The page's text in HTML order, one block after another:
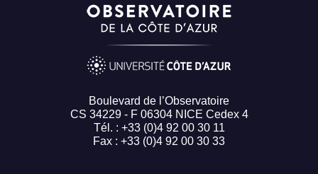
Boulevard de l’Observatoire
CS 34229 - F 06304 NICE Cedex 4
Tél. : +33 (0)4 92 00 30 11
Fax : +33 (0)4 92 00 30 33